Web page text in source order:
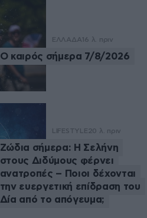
ΕΛΛΑΔΑ 16 λ. πριν
Ο καιρός σήμερα 7/8/2026
LIFESTYLE 20 λ. πριν
Ζώδια σήμερα: Η Σελήνη
στους Διδύμους φέρνει
ανατροπές – Ποιοι δέχονται
την ευεργετική επίδραση του
Δία από το απόγευμα;